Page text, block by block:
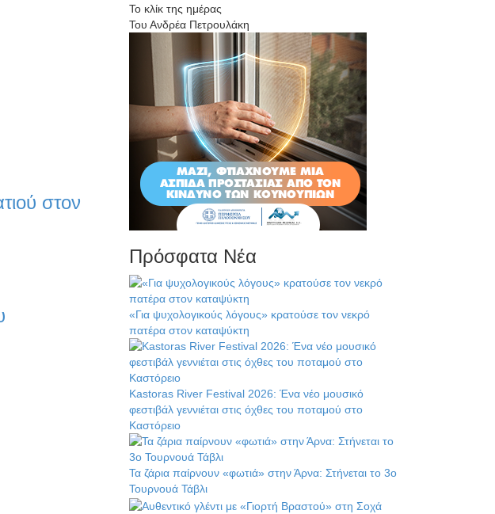
στον
Το κλίκ της ημέρας
Του Ανδρέα Πετρουλάκη
Πρόσφατα Νέα
«Για ψυχολογικούς λόγους» κρατούσε τον νεκρό
πατέρα στον καταψύκτη
Kastoras River Festival 2026: Ένα νέο μουσικό
φεστιβάλ γεννιέται στις όχθες του ποταμού στο
Καστόρειο
Τα ζάρια παίρνουν «φωτιά» στην Άρνα: Στήνεται το 3ο
Τουρνουά Τάβλι